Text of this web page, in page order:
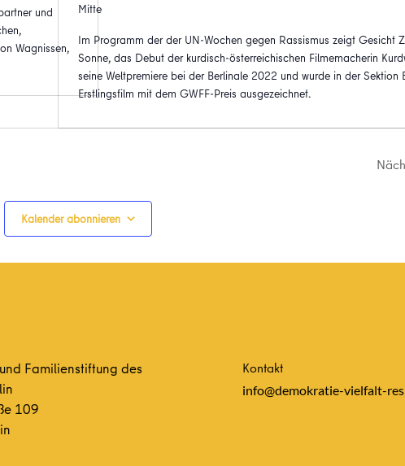
und
Wagnissen,
Mitte
Im Programm der der UN-Wochen gegen Rassismus zeigt Gesicht
Sonne, das Debut der kurdisch-österreichischen Filmemacherin
seine Weltpremiere bei der Berlinale 2022 und wurde in der Sektion
Erstlingsfilm mit dem GWFF-Preis ausgezeichnet.
Kalender abonnieren
Familienstiftung des
109
Kontakt
info@demokratie-vielfalt-